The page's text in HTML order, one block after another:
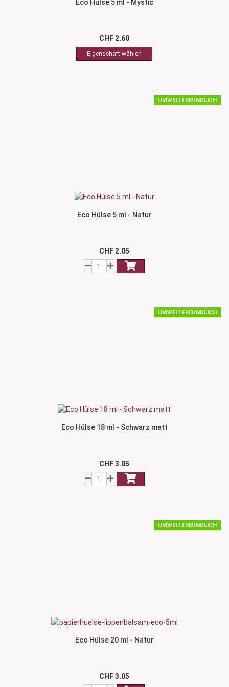
Eco Hülse 5 ml - Mystic
CHF 2.60
UMWELTFREUNDLICH
Eco Hülse 5 ml - Natur
CHF 2.05
UMWELTFREUNDLICH
Eco Hülse 18 ml - Schwarz matt
CHF 3.05
UMWELTFREUNDLICH
Eco Hülse 20 ml - Natur
CHF 3.05